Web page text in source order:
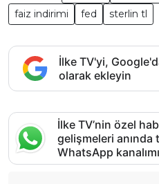
faiz indirimi
fed sterlin tl
İlke TV'yi,
olarak ekleyin
İlke TV’nin özel
gelişmeleri anında
WhatsApp